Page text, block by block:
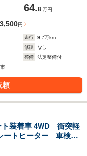
64.8 万円
円
走行 9.7万km
修復
なし
整備
法定整備付
頼
ト装着車 4WD 衝突軽
ートヒーター 車検整